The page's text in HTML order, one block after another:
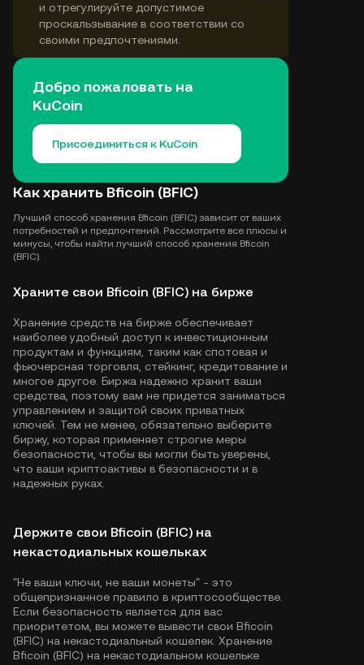
и отрегулируйте допустимое
проскальзывание в соответствии со
своими предпочтениями.
Добро пожаловать на
KuCoin
Присоединиться к KuCoin
Как хранить Bficoin (BFIC)
Лучший способ хранения Bficoin (BFIC) зависит от ваших
потребностей и предпочтений. Рассмотрите все плюсы и
минусы, чтобы найти лучший способ хранения Bficoin
(BFIC).
Храните свои Bficoin (BFIC) на бирже
Хранение средств на бирже обеспечивает
наиболее удобный доступ к инвестиционным
продуктам и функциям, таким как спотовая и
фьючерсная торговля, стейкинг, кредитование и
многое другое. Биржа надежно хранит ваши
средства, поэтому вам не придется заниматься
управлением и защитой своих приватных
ключей. Тем не менее, обязательно выберите
биржу, которая применяет строгие меры
безопасности, чтобы вы могли быть уверены,
что ваши криптоактивы в безопасности и в
надежных руках.
Держите свои Bficoin (BFIC) на
некастодиальных кошельках
"Не ваши ключи, не ваши монеты" - это
общепризнанное правило в криптосообществе.
Если безопасность является для вас
приоритетом, вы можете вывести свои Bficoin
(BFIC) на некастодиальный кошелек. Хранение
Bficoin (BFIC) на некастодиальном кошельке